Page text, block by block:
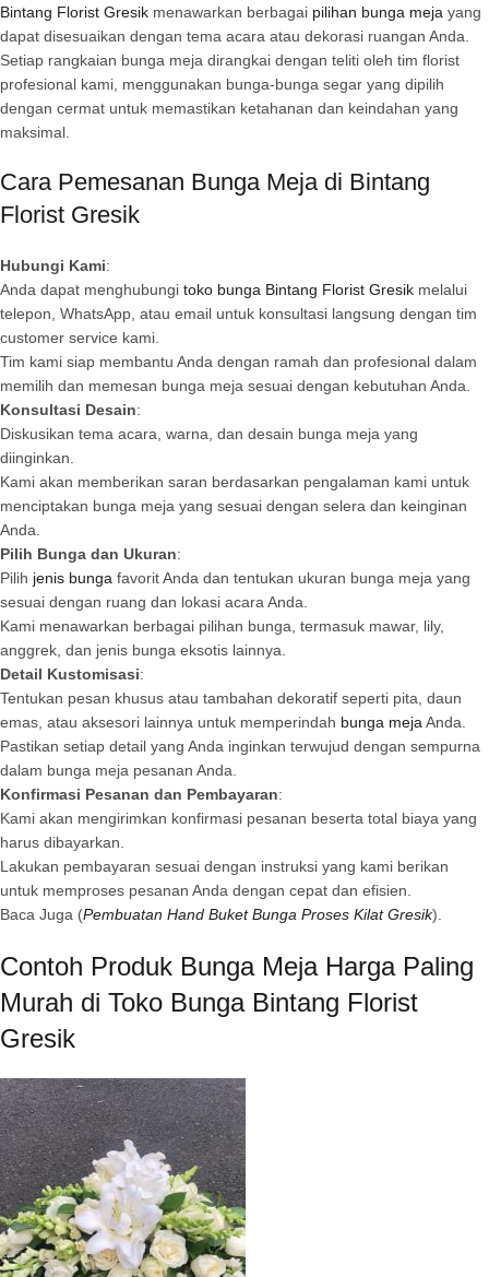
Bintang Florist Gresik menawarkan berbagai pilihan bunga meja yang
dapat disesuaikan dengan tema acara atau dekorasi ruangan Anda.
Setiap rangkaian bunga meja dirangkai dengan teliti oleh tim florist
profesional kami, menggunakan bunga-bunga segar yang dipilih
dengan cermat untuk memastikan ketahanan dan keindahan yang
maksimal.
Cara Pemesanan Bunga Meja di Bintang
Florist Gresik
Hubungi Kami:
Anda dapat menghubungi toko bunga Bintang Florist Gresik melalui
telepon, WhatsApp, atau email untuk konsultasi langsung dengan tim
customer service kami.
Tim kami siap membantu Anda dengan ramah dan profesional dalam
memilih dan memesan bunga meja sesuai dengan kebutuhan Anda.
Konsultasi Desain:
Diskusikan tema acara, warna, dan desain bunga meja yang
diinginkan.
Kami akan memberikan saran berdasarkan pengalaman kami untuk
menciptakan bunga meja yang sesuai dengan selera dan keinginan
Anda.
Pilih Bunga dan Ukuran:
Pilih jenis bunga favorit Anda dan tentukan ukuran bunga meja yang
sesuai dengan ruang dan lokasi acara Anda.
Kami menawarkan berbagai pilihan bunga, termasuk mawar, lily,
anggrek, dan jenis bunga eksotis lainnya.
Detail Kustomisasi:
Tentukan pesan khusus atau tambahan dekoratif seperti pita, daun
emas, atau aksesori lainnya untuk memperindah bunga meja Anda.
Pastikan setiap detail yang Anda inginkan terwujud dengan sempurna
dalam bunga meja pesanan Anda.
Konfirmasi Pesanan dan Pembayaran:
Kami akan mengirimkan konfirmasi pesanan beserta total biaya yang
harus dibayarkan.
Lakukan pembayaran sesuai dengan instruksi yang kami berikan
untuk memproses pesanan Anda dengan cepat dan efisien.
Baca Juga (Pembuatan Hand Buket Bunga Proses Kilat Gresik).
Contoh Produk Bunga Meja Harga Paling
Murah di Toko Bunga Bintang Florist
Gresik